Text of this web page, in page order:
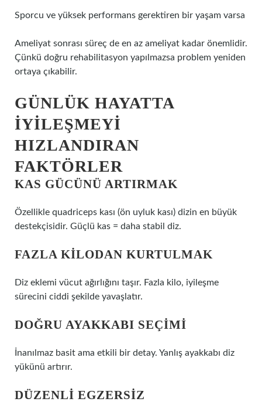
Sporcu ve yüksek performans gerektiren bir yaşam varsa
Ameliyat sonrası süreç de en az ameliyat kadar önemlidir.
Çünkü doğru rehabilitasyon yapılmazsa problem yeniden
ortaya çıkabilir.
GÜNLÜK HAYATTA
İYILEŞMEYI
HIZLANDIRAN
FAKTÖRLER
KAS GÜCÜNÜ ARTIRMAK
Özellikle quadriceps kası (ön uyluk kası) dizin en büyük
destekçisidir. Güçlü kas = daha stabil diz.
FAZLA KILODAN KURTULMAK
Diz eklemi vücut ağırlığını taşır. Fazla kilo, iyileşme
sürecini ciddi şekilde yavaşlatır.
DOĞRU AYAKKABI SEÇIMI
İnanılmaz basit ama etkili bir detay. Yanlış ayakkabı diz
yükünü artırır.
DÜZENLI EGZERSIZ